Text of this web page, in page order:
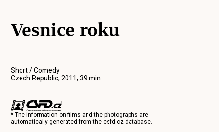
Vesnice roku
Short / Comedy
Czech Republic, 2011, 39 min
* The information on films and the photographs are
automatically generated from thecsfd.cz database.